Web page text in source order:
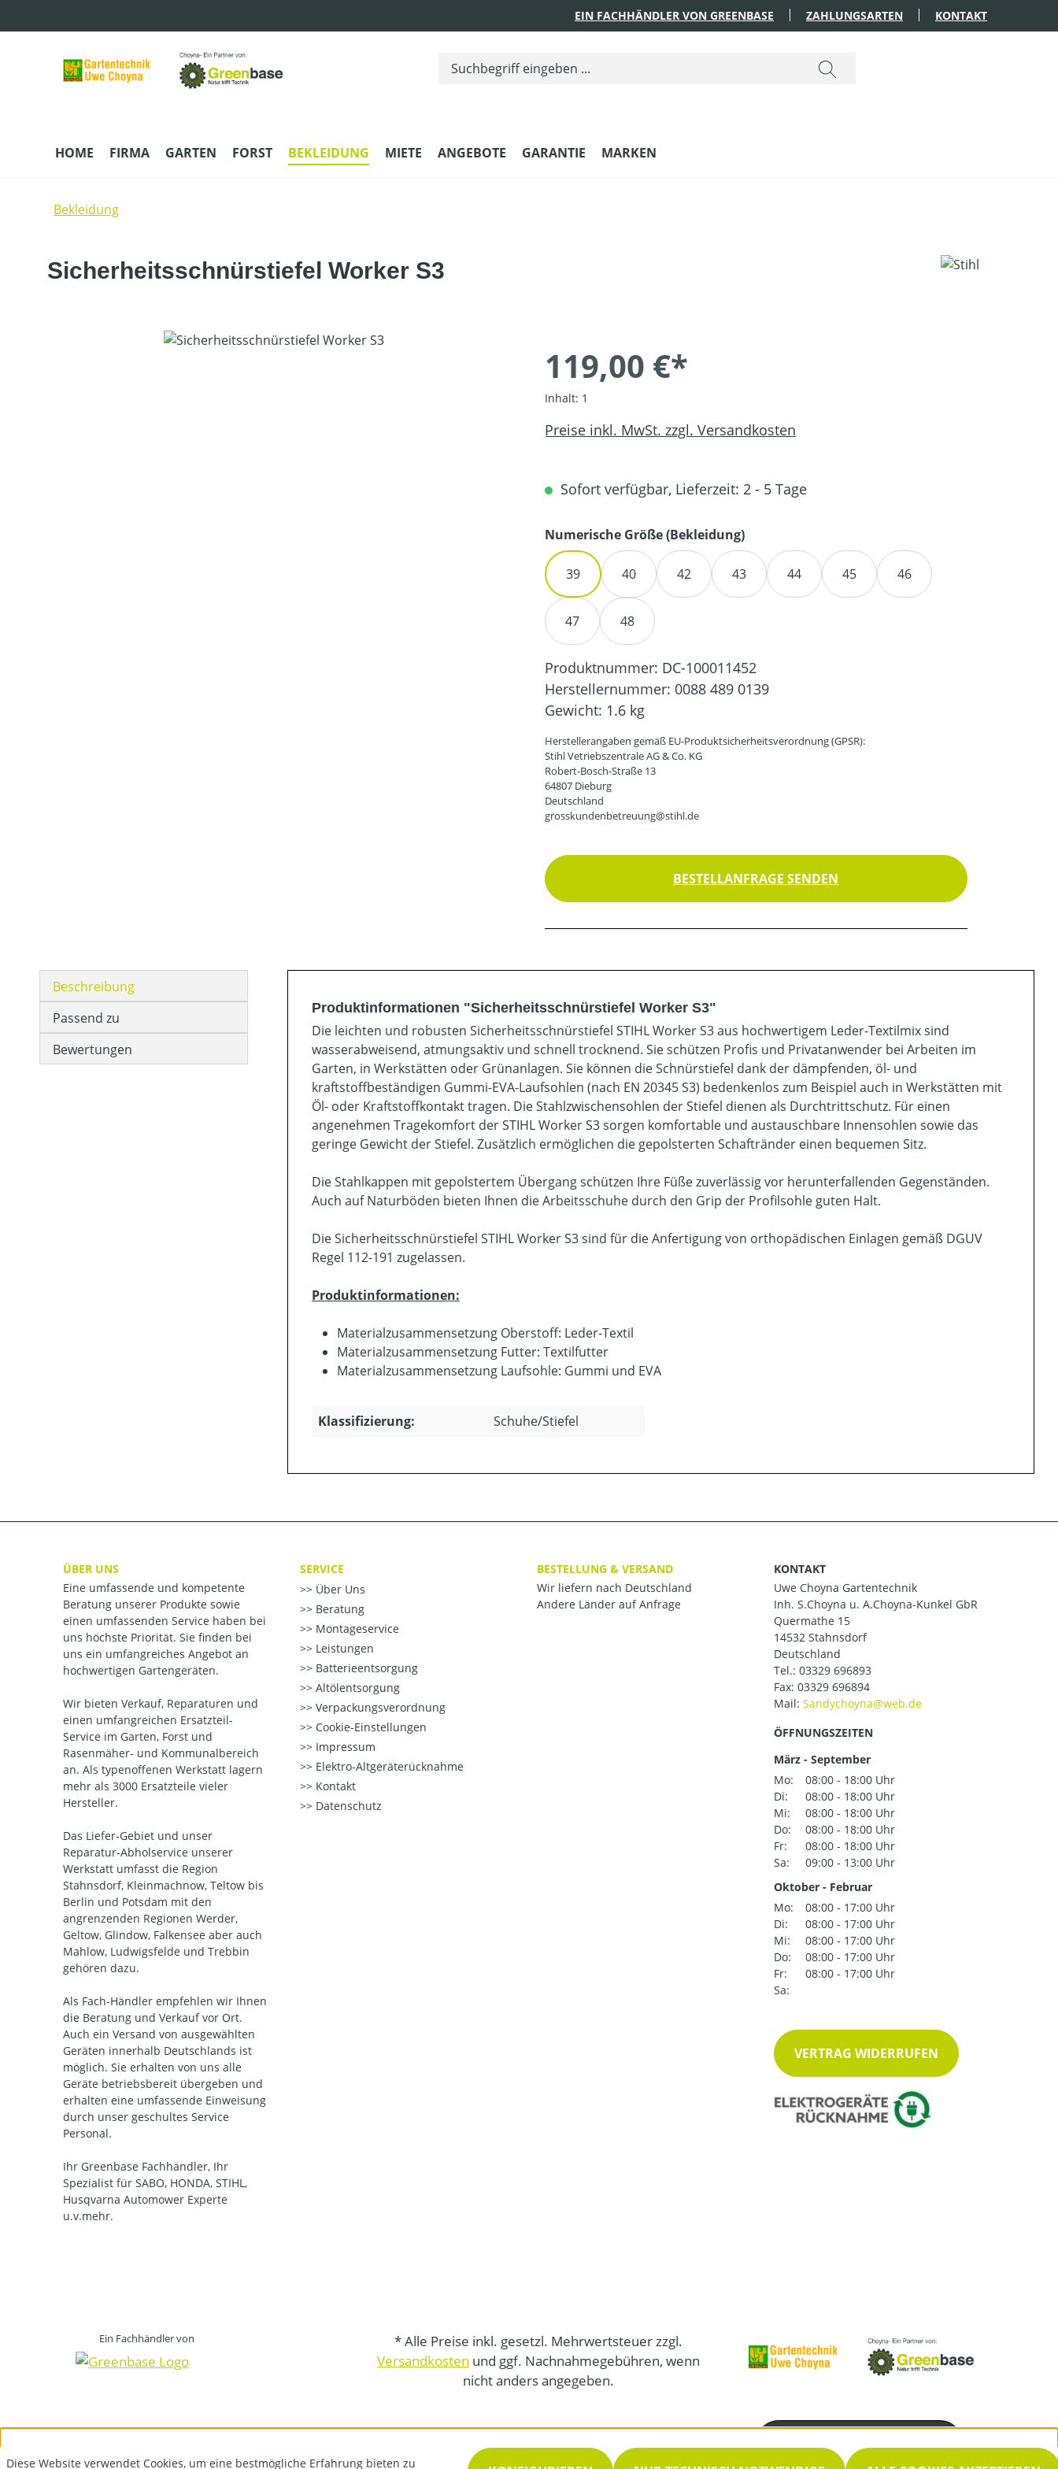
EIN FACHHÄNDLER VON GREENBASE ZAHLUNGSARTEN KONTAKT
HOME FIRMA GARTEN FORST BEKLEIDUNG MIETE ANGEBOTE GARANTIE MARKEN
Bekleidung
Sicherheitsschnürstiefel Worker S3
Bildergalerie überspringen
119,00 €*
Inhalt: 1
Preise inkl. MwSt. zzgl. Versandkosten
Sofort verfügbar, Lieferzeit: 2 - 5 Tage
Numerische Größe (Bekleidung)auswählen
39 40 42 43 44 45 46
47 48
Produktnummer: DC-100011452
Herstellernummer: 0088 489 0139
Gewicht: 1.6 kg
Herstellerangaben gemäß EU-Produktsicherheitsverordnung (GPSR):
Stihl Vetriebszentrale AG & Co. KG
Robert-Bosch-Straße 13
64807 Dieburg
Deutschland
grosskundenbetreuung@stihl.de
BESTELLANFRAGE SENDEN
Beschreibung
Passend zu
Bewertungen
Produktinformationen "Sicherheitsschnürstiefel Worker S3"
Die leichten und robusten Sicherheitsschnürstiefel STIHL Worker S3 aus hochwertigem Leder-Textilmix sind
wasserabweisend, atmungsaktiv und schnell trocknend. Sie schützen Profis und Privatanwender bei Arbeiten im
Garten, in Werkstätten oder Grünanlagen. Sie können die Schnürstiefel dank der dämpfenden, öl- und
kraftstoffbeständigen Gummi-EVA-Laufsohlen (nach EN 20345 S3) bedenkenlos zum Beispiel auch in Werkstätten mit
Öl- oder Kraftstoffkontakt tragen. Die Stahlzwischensohlen der Stiefel dienen als Durchtrittschutz. Für einen
angenehmen Tragekomfort der STIHL Worker S3 sorgen komfortable und austauschbare Innensohlen sowie das
geringe Gewicht der Stiefel. Zusätzlich ermöglichen die gepolsterten Schaftränder einen bequemen Sitz.
Die Stahlkappen mit gepolstertem Übergang schützen Ihre Füße zuverlässig vor herunterfallenden Gegenständen.
Auch auf Naturböden bieten Ihnen die Arbeitsschuhe durch den Grip der Profilsohle guten Halt.
Die Sicherheitsschnürstiefel STIHL Worker S3 sind für die Anfertigung von orthopädischen Einlagen gemäß DGUV
Regel 112-191 zugelassen.
Produktinformationen:
Materialzusammensetzung Oberstoff: Leder-Textil
Materialzusammensetzung Futter: Textilfutter
Materialzusammensetzung Laufsohle: Gummi und EVA
Klassifizierung: Schuhe/Stiefel
ÜBER UNS
Eine umfassende und kompetente
Beratung unserer Produkte sowie
einen umfassenden Service haben bei
uns höchste Priorität. Sie finden bei
uns ein umfangreiches Angebot an
hochwertigen Gartengeräten.
Wir bieten Verkauf, Reparaturen und
einen umfangreichen Ersatzteil-
Service im Garten, Forst und
Rasenmäher- und Kommunalbereich
an. Als typenoffenen Werkstatt lagern
mehr als 3000 Ersatzteile vieler
Hersteller.
Das Liefer-Gebiet und unser
Reparatur-Abholservice unserer
Werkstatt umfasst die Region
Stahnsdorf, Kleinmachnow, Teltow bis
Berlin und Potsdam mit den
angrenzenden Regionen Werder,
Geltow, Glindow, Falkensee aber auch
Mahlow, Ludwigsfelde und Trebbin
gehören dazu.
Als Fach-Händler empfehlen wir Ihnen
die Beratung und Verkauf vor Ort.
Auch ein Versand von ausgewählten
Geräten innerhalb Deutschlands ist
möglich. Sie erhalten von uns alle
Geräte betriebsbereit übergeben und
erhalten eine umfassende Einweisung
durch unser geschultes Service
Personal.
Ihr Greenbase Fachhändler, Ihr
Spezialist für SABO, HONDA, STIHL,
Husqvarna Automower Experte
u.v.mehr.
SERVICE
Über Uns
Beratung
Montageservice
Leistungen
Batterieentsorgung
Altölentsorgung
Verpackungsverordnung
Cookie-Einstellungen
Impressum
Elektro-Altgeräterücknahme
Kontakt
Datenschutz
BESTELLUNG & VERSAND
Wir liefern nach Deutschland
Andere Länder auf Anfrage
KONTAKT
Uwe Choyna Gartentechnik
Inh. S.Choyna u. A.Choyna-Kunkel GbR
Quermathe 15
14532 Stahnsdorf
Deutschland
Tel.: 03329 696893
Fax: 03329 696894
Mail:
ÖFFNUNGSZEITEN
März - September
Mo:
08:00 - 18:00 Uhr
Di:
08:00 - 18:00 Uhr
Mi:
08:00 - 18:00 Uhr
Do:
08:00 - 18:00 Uhr
Fr:
08:00 - 18:00 Uhr
Sa:
09:00 - 13:00 Uhr
Oktober - Februar
Mo:
08:00 - 17:00 Uhr
Di:
08:00 - 17:00 Uhr
Mi:
08:00 - 17:00 Uhr
Do:
08:00 - 17:00 Uhr
Fr:
08:00 - 17:00 Uhr
Sa:
VERTRAG WIDERRUFEN
Ein Fachhändler von
* Alle Preise inkl. gesetzl. Mehrwertsteuer zzgl.
Versandkosten und ggf. Nachnahmegebühren, wenn
nicht anders angegeben.
03329 696893
Diese Website verwendet Cookies, um eine bestmögliche Erfahrung bieten zu